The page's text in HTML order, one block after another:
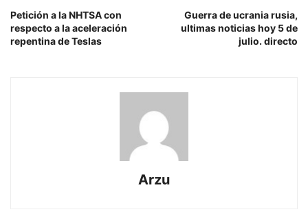
Petición a la NHTSA con
respecto a la aceleración
repentina de Teslas
Guerra de ucrania rusia,
ultimas noticias hoy 5 de
julio. directo
Arzu